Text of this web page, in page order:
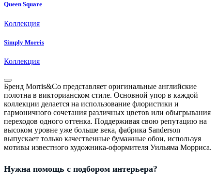
Queen Square
Коллекция
Simply Morris
Коллекция
Бренд Morris&Co представляет оригинальные английские
полотна в викторианском стиле. Основной упор в каждой
коллекции делается на использование флористики и
гармоничного сочетания различных цветов или обыгрывания
переходов одного оттенка. Поддерживая свою репутацию на
высоком уровне уже больше века, фабрика Sanderson
выпускает только качественные бумажные обои, используя
мотивы известного художника-оформителя Уильяма Морриса.
Нужна помощь с подбором интерьера?